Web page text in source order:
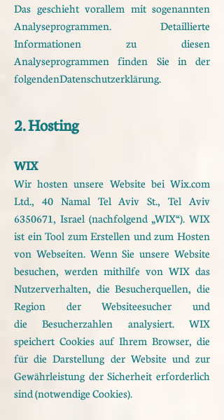
Das geschieht vorallem mit sogenannten
Analyseprogrammen. Detaillierte
Informationen zu diesen
Analyseprogrammen finden Sie in der
folgendenDatenschutzerklärung.
2. Hosting
WIX
Wir hosten unsere Website bei Wix.com
Ltd., 40 Namal Tel Aviv St., Tel Aviv
6350671, Israel (nachfolgend „WIX“). WIX
ist ein Tool zum Erstellen und zum Hosten
von Webseiten. Wenn Sie unsere Website
besuchen, werden mithilfe von WIX das
Nutzerverhalten, die Besucherquellen, die
Region der Websiteesucher und
dieBesucherzahlen analysiert. WIX
speichert Cookies auf Ihrem Browser, die
für die Darstellung der Website und zur
Gewährleistung der Sicherheit erforderlich
sind (notwendige Cookies).